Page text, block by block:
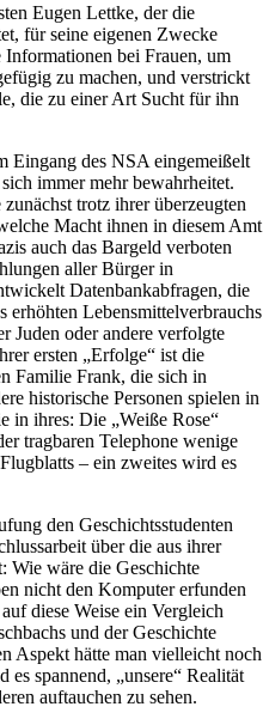
Eugen Lettke, der die
für seine eigenen Zwecke
bei Frauen, um
zu machen, und verstrickt
die zu einer Art Sucht für ihn
Eingang des NSA eingemeißelt
immer mehr bewahrheitet.
trotz ihrer überzeugten
Macht ihnen in diesem Amt
auch das Bargeld verboten
aller Bürger in
Datenbankabfragen, die
erhöhten Lebensmittelverbrauchs
Juden oder andere verfolgte
ersten „Erfolge“ ist die
Familie Frank, die sich in
historische Personen spielen in
in ihres: Die „Weiße Rose“
tragbaren Telephone wenige
– ein zweites wird es
den Geschichtsstudenten
über die aus ihrer
Wie wäre die Geschichte
nicht den Komputer erfunden
diese Weise ein Vergleich
und der Geschichte
Aspekt hätte man vielleicht noch
spannend, „unsere“ Realität
auftauchen zu sehen.